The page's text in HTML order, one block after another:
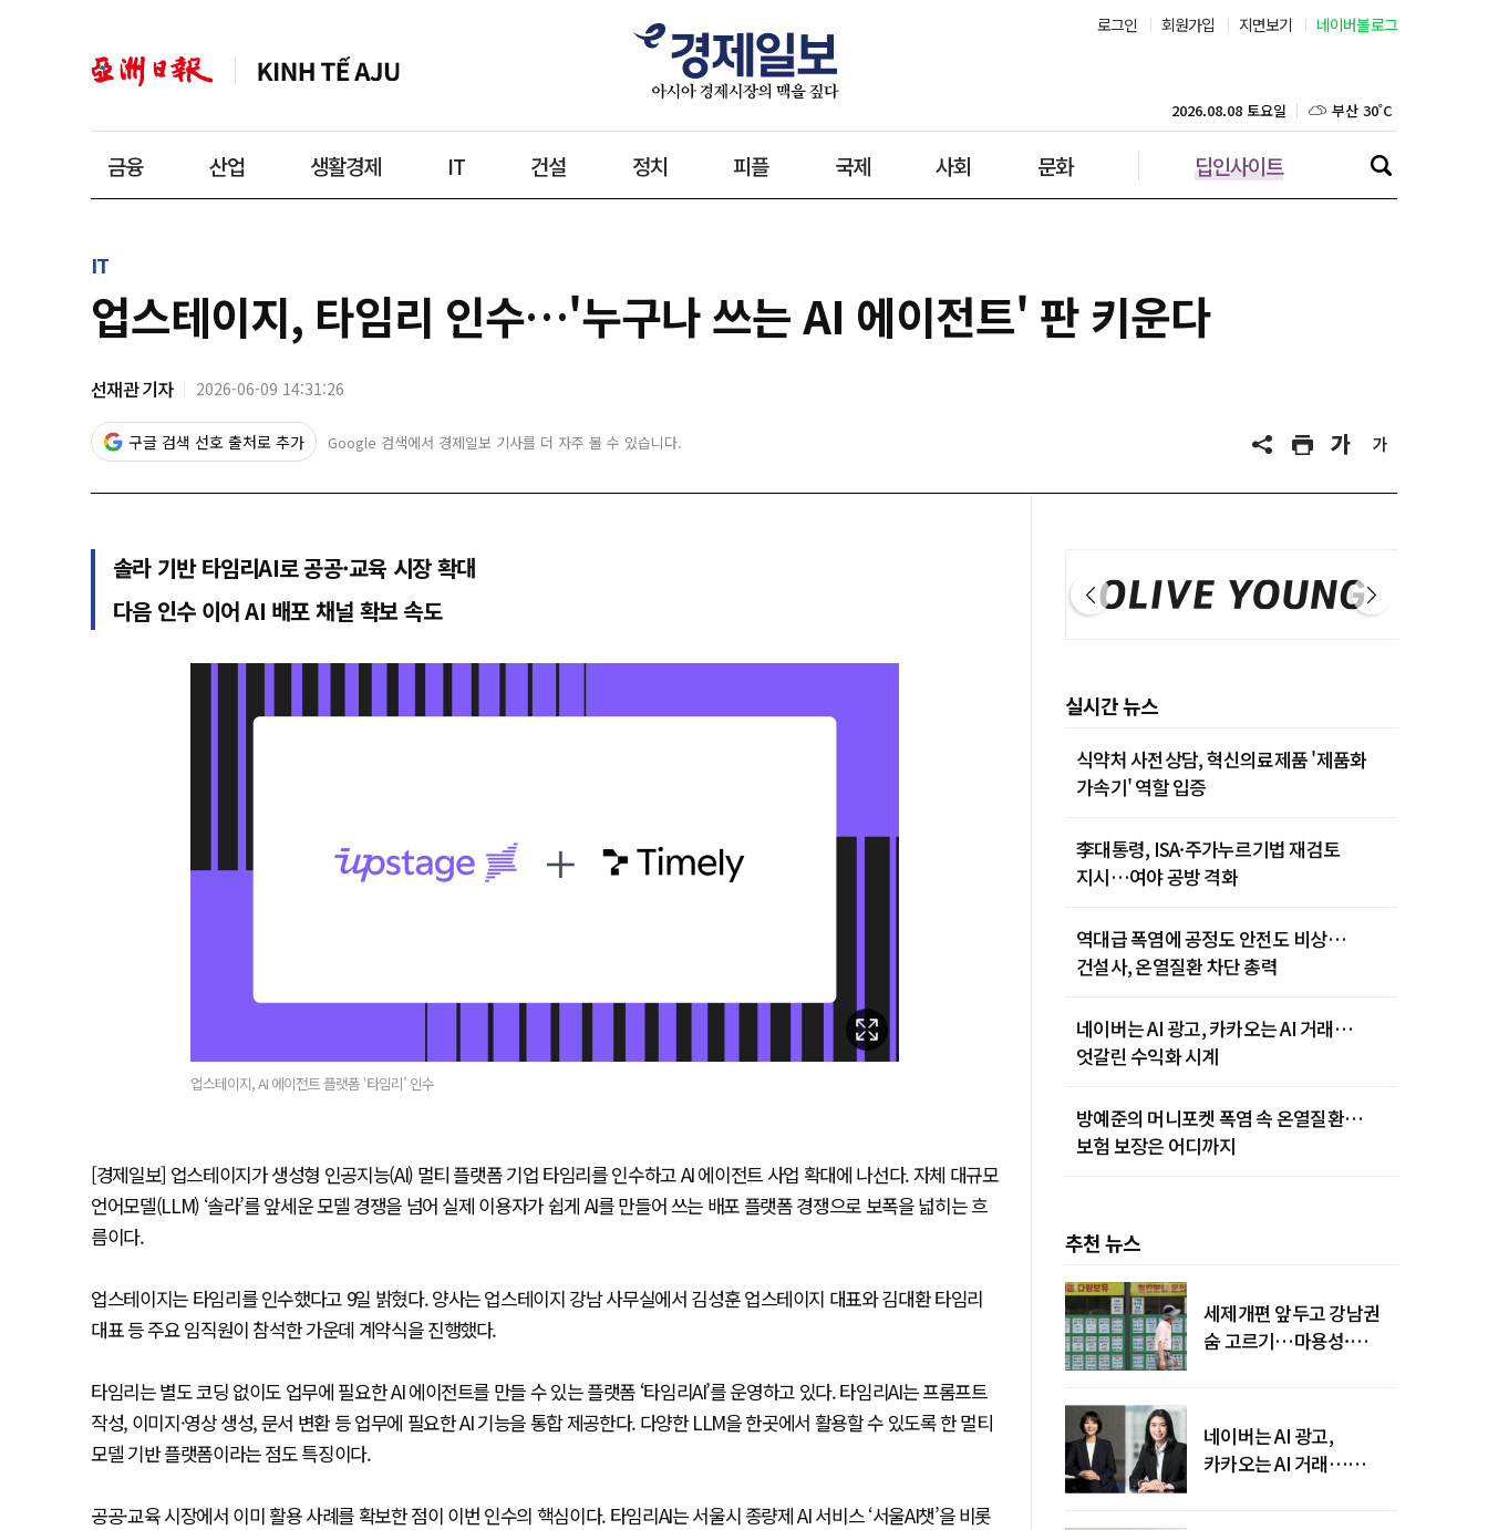
로그인 회원가입 지면보기 네이버블로그
금융 산업 생활경제 IT 건설 정치 피플 국제 사회 문화 딥인사이트
2026.08.08 토요일 대구 30˚C
인천 30˚C
제주 29˚C
IT
업스테이지, 타임리 인수…'누구나 쓰는 AI 에이전트' 판 키운다
선재관 기자 2026-06-09 14:31:26
구글 검색 선호 출처로 추가 Google 검색에서 경제일보 기사를 더 자주 볼 수 있습니다.
솔라 기반 타임리AI로 공공·교육 시장 확대
다음 인수 이어 AI 배포 채널 확보 속도
업스테이지, AI 에이전트 플랫폼 ‘타임리’ 인수
[경제일보] 업스테이지가 생성형 인공지능(AI) 멀티 플랫폼 기업 타임리를 인수하고 AI 에이전트 사업 확대에 나선다. 자체 대규모
언어모델(LLM) ‘솔라’를 앞세운 모델 경쟁을 넘어 실제 이용자가 쉽게 AI를 만들어 쓰는 배포 플랫폼 경쟁으로 보폭을 넓히는 흐
름이다.
업스테이지는 타임리를 인수했다고 9일 밝혔다. 양사는 업스테이지 강남 사무실에서 김성훈 업스테이지 대표와 김대환 타임리
대표 등 주요 임직원이 참석한 가운데 계약식을 진행했다.
타임리는 별도 코딩 없이도 업무에 필요한 AI 에이전트를 만들 수 있는 플랫폼 ‘타임리AI’를 운영하고 있다. 타임리AI는 프롬프트
작성, 이미지·영상 생성, 문서 변환 등 업무에 필요한 AI 기능을 통합 제공한다. 다양한 LLM을 한곳에서 활용할 수 있도록 한 멀티
모델 기반 플랫폼이라는 점도 특징이다.
공공·교육 시장에서 이미 활용 사례를 확보한 점이 이번 인수의 핵심이다. 타임리AI는 서울시 종량제 AI 서비스 ‘서울AI챗’을 비롯
실시간 뉴스
식약처 사전상담, 혁신의료제품 '제품화
가속기' 역할 입증
李대통령, ISA·주가누르기법 재검토
지시…여야 공방 격화
역대급 폭염에 공정도 안전도 비상…
건설사, 온열질환 차단 총력
네이버는 AI 광고, 카카오는 AI 거래…
엇갈린 수익화 시계
방예준의 머니포켓 폭염 속 온열질환…
보험 보장은 어디까지
추천 뉴스
세제개편 앞두고 강남권
숨 고르기…마용성·
네이버는 AI 광고,
카카오는 AI 거래…